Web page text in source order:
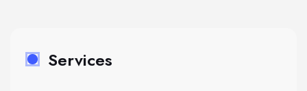
Services